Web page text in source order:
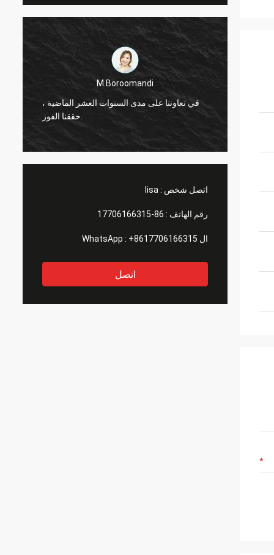
M.Boroomandi
في تعاوننا على مدى السنوات العشر الماضية ،
اتصل شخص : lisa
رقم الهاتف : 86-17706166315
ال WhatsApp : +8617706166315
اتصل